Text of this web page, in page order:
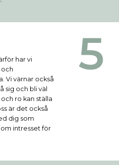
har vi
Vi värnar också
sig och bli väl
ro kan ställa
är det också
dig som
intresset för